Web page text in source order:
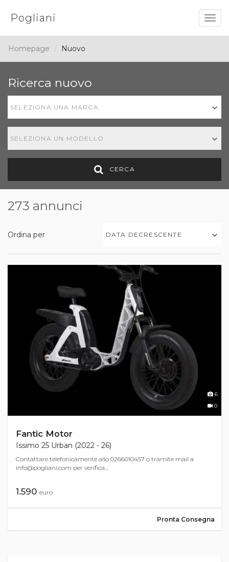
Pogliani
Homepage Nuovo
Ricerca nuovo
SELEZIONA UNA MARCA
SELEZIONA UN MODELLO
CERCA
273 annunci
Ordina per DATA DECRESCENTE
6
0
Fantic Motor
Issimo 25 Urban (2022 - 26)
Contattare telefonicamente allo 0266010457 o tramite mail a
info@pogliani.com per verifica...
1.590 euro
Pronta Consegna